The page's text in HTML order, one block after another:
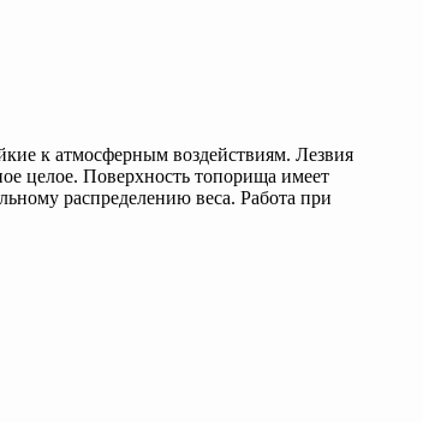
к атмосферным воздействиям. Лезвия
целое. Поверхность топорища имеет
распределению веса. Работа при